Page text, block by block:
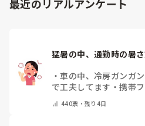
最近のリアルアンケート
猛暑の中、通勤時の暑
・車の中、冷房ガンガ
で工夫してます ・携帯
を持ち運んでいます
ん ・その他（コメントで
440票・残り4日